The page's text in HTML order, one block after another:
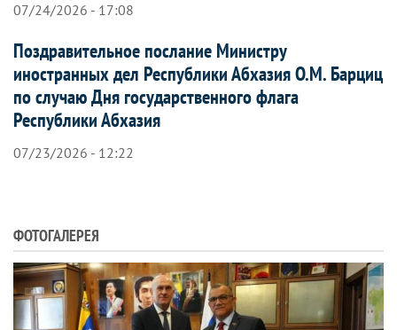
07/24/2026 - 17:08
Поздравительное послание Министру
иностранных дел Республики Абхазия О.М. Барциц
по случаю Дня государственного флага
Республики Абхазия
07/23/2026 - 12:22
ФОТОГАЛЕРЕЯ